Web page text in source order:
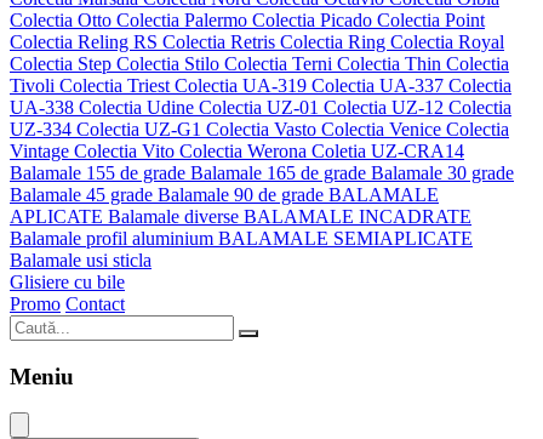
Colectia Otto Colectia Palermo Colectia Picado Colectia Point
Colectia Reling RS Colectia Retris Colectia Ring Colectia Royal
Colectia Step Colectia Stilo Colectia Terni Colectia Thin Colectia
Tivoli Colectia Triest Colectia UA-319 Colectia UA-337 Colectia
UA-338 Colectia Udine Colectia UZ-01 Colectia UZ-12 Colectia
UZ-334 Colectia UZ-G1 Colectia Vasto Colectia Venice Colectia
Vintage Colectia Vito Colectia Werona Coletia UZ-CRA14
Balamale 155 de grade Balamale 165 de grade Balamale 30 grade
Balamale 45 grade Balamale 90 de grade BALAMALE
APLICATE Balamale diverse BALAMALE INCADRATE
Balamale profil aluminium BALAMALE SEMIAPLICATE
Balamale usi sticla
Glisiere cu bile
Promo Contact
Meniu